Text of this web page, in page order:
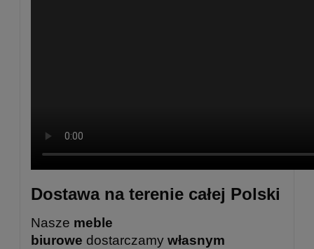
Dostawa na terenie całej Polski
Nasze meble
biurowe dostarczamy własnym